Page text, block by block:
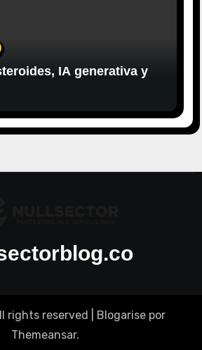
IA generativa y
rights reserved Blogarise por
Themeansar.